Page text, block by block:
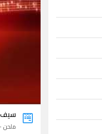
سيف
ملحن - 198